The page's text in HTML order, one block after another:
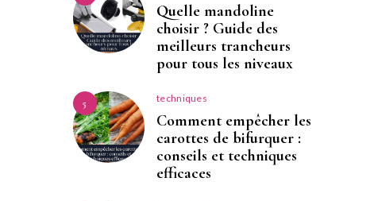
Quelle mandoline
choisir ? Guide des
meilleurs trancheurs
pour tous les niveaux
5 techniques
Comment empêcher les
carottes de bifurquer :
conseils et techniques
efficaces